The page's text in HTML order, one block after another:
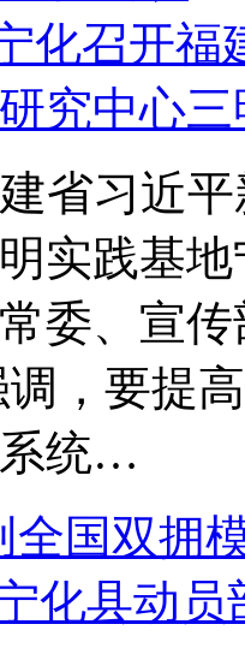
化召开福
究中心
省习近
实践基
委、宣
，要提
统…